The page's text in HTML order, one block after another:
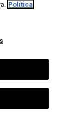
Política